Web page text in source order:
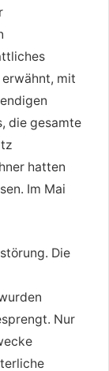
mit
die gesamte
hatten
Im Mai
Die
Nur